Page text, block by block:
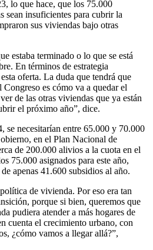
lo que hace, que los 75.000
sean insuficientes para cubrir la
sus viviendas bajo otras
estaba terminado o lo que se está
En términos de estrategia
oferta. La duda que tendrá que
es cómo va a quedar el
de las otras viviendas que ya están
el próximo año”, dice.
se necesitarían entre 65.000 y 70.000
en el Plan Nacional de
de 200.000 alivios a la cuota en el
75.000 asignados para este año,
apenas 41.600 subsidios al año.
de vivienda. Por eso era tan
porque si bien, queremos que
pudiera atender a más hogares de
cuenta el crecimiento urbano, con
¿cómo vamos a llegar allá?”,